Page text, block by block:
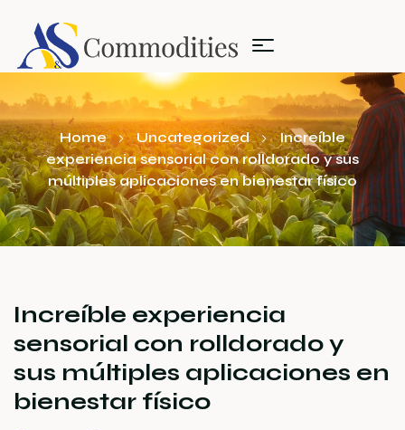
Home Uncategorized
Increíble
experiencia sensorial con rolldorado y sus
múltiples aplicaciones en bienestar físico
Increíble experiencia
sensorial con rolldorado y
sus múltiples aplicaciones en
bienestar físico